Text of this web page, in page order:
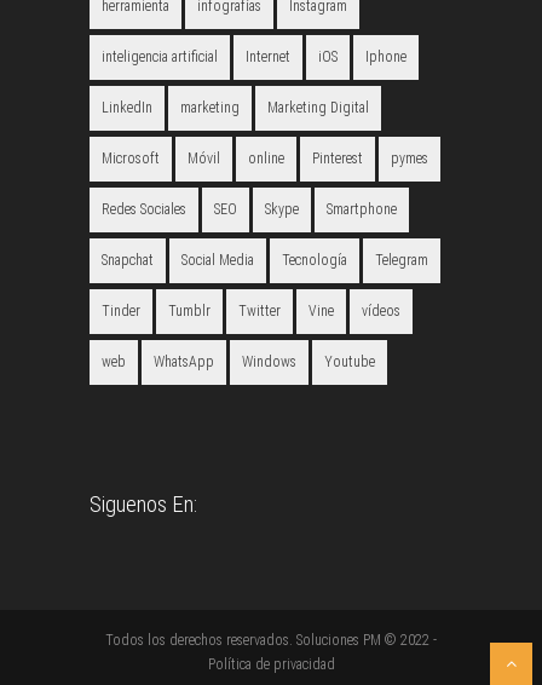
herramienta infografías Instagram
inteligencia artificial Internet iOS Iphone
LinkedIn marketing Marketing Digital
Microsoft Móvil online Pinterest pymes
Redes Sociales SEO Skype Smartphone
Snapchat Social Media Tecnología Telegram
Tinder Tumblr Twitter Vine vídeos
web WhatsApp Windows Youtube
Siguenos En:
Todos los derechos reservados. Soluciones PM © 2022 -
Política de privacidad